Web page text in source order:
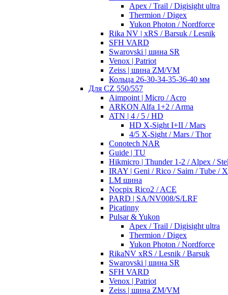
Apex / Trail / Digisight ultra
Thermion / Digex
Yukon Photon / Nordforce
Rika NV | xRS / Barsuk / Lesnik
SFH VARD
Swarovski | шина SR
Venox | Patriot
Zeiss | шина ZM/VM
Кольца 26-30-34-35-36-40 мм
Для CZ 550/557
Aimpoint | Micro / Acro
ARKON Alfa 1+2 / Arma
ATN | 4 / 5 / HD
HD X-Sight I+II / Mars
4/5 X-Sight / Mars / Thor
Conotech NAR
Guide | TU
Hikmicro | Thunder 1-2 / Alpex /
IRAY | Geni / Rico / Saim / Tube /
LM шина
Nocpix Rico2 / ACE
PARD | SA/NV008/S/LRF
Picatinny
Pulsar & Yukon
Apex / Trail / Digisight ultra
Thermion / Digex
Yukon Photon / Nordforce
RikaNV xRS / Lesnik / Barsuk
Swarovski | шина SR
SFH VARD
Venox | Patriot
Zeiss | шина ZM/VM